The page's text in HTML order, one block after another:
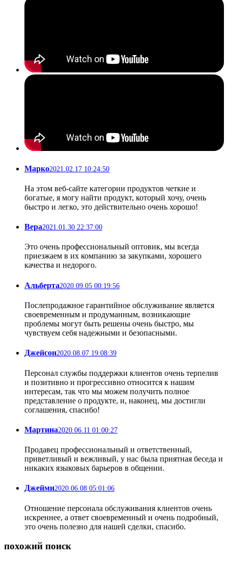
Марко2021.02.17 10:24:50
На этом веб-сайте категории продуктов четкие и
богатые, я могу найти продукт, который хочу, очень
быстро и легко, это действительно очень хорошо!
Вера2021.01.30 22:37:00
Это очень профессиональный оптовик, мы всегда
приезжаем в их компанию за закупками, хорошего
качества и недорого.
Альберта2020.09.05 00:19:56
Послепродажное гарантийное обслуживание является
своевременным и продуманным, возникающие
проблемы могут быть решены очень быстро, мы
чувствуем себя надежными и безопасными.
Джейсон2020.08.07 19:08:39
Персонал службы поддержки клиентов очень терпелив
и позитивно и прогрессивно относится к нашим
интересам, так что мы можем получить полное
представление о продукте, и, наконец, мы достигли
соглашения, спасибо!
Мартина2020.06.11 01:00:27
Продавец профессиональный и ответственный,
приветливый и вежливый, у нас была приятная беседа и
никаких языковых барьеров в общении.
Джейми2020.06.08 05:01:06
Отношение персонала обслуживания клиентов очень
искреннее, а ответ своевременный и очень подробный,
это очень полезно для нашей сделки, спасибо.
похожий поиск